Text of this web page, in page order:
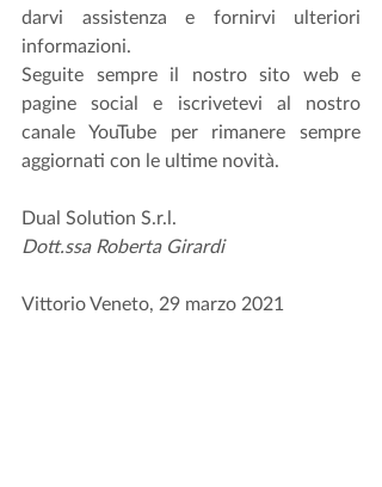
darvi assistenza e fornirvi ulteriori
informazioni.
Seguite sempre il nostro sito web e
pagine social e iscrivetevi al nostro
canale YouTube per rimanere sempre
aggiornati con le ultime novità.
Dual Solution S.r.l.
Dott.ssa Roberta Girardi
Vittorio Veneto, 29 marzo 2021